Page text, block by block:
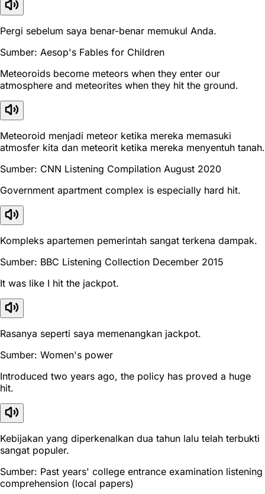
Pergi sebelum saya benar-benar memukul Anda.
Sumber: Aesop's Fables for Children
Meteoroids become meteors when they enter our
atmosphere and meteorites when they hit the ground.
Meteoroid menjadi meteor ketika mereka memasuki
atmosfer kita dan meteorit ketika mereka menyentuh tanah.
Sumber: CNN Listening Compilation August 2020
Government apartment complex is especially hard hit.
Kompleks apartemen pemerintah sangat terkena dampak.
Sumber: BBC Listening Collection December 2015
It was like I hit the jackpot.
Rasanya seperti saya memenangkan jackpot.
Sumber: Women's power
Introduced two years ago, the policy has proved a huge
hit.
Kebijakan yang diperkenalkan dua tahun lalu telah terbukti
sangat populer.
Sumber: Past years' college entrance examination listening
comprehension (local papers)